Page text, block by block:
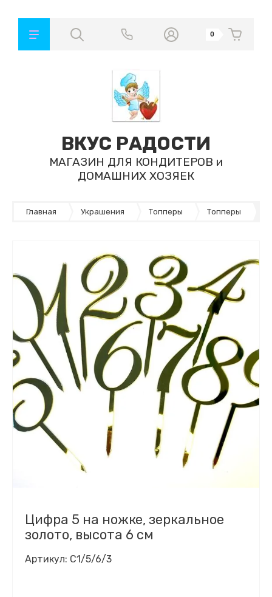
ВКУС РАДОСТИ
МАГАЗИН ДЛЯ КОНДИТЕРОВ и
ДОМАШНИХ ХОЗЯЕК
0
Главная Украшения Топперы Топперы
Цифра 5 на ножке, зеркальное
золото, высота 6 см
Артикул: С1/5/6/3